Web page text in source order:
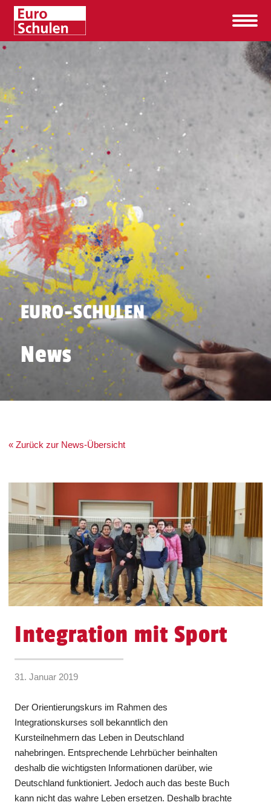
EURO-SCHULEN
News
« Zurück zur News-Übersicht
Integration mit Sport
31. Januar 2019
Der Orientierungskurs im Rahmen des
Integrationskurses soll bekanntlich den
Kursteilnehmern das Leben in Deutschland
nahebringen. Entsprechende Lehrbücher beinhalten
deshalb die wichtigsten Informationen darüber, wie
Deutschland funktioniert. Jedoch auch das beste Buch
kann nicht das wahre Leben ersetzen. Deshalb brachte